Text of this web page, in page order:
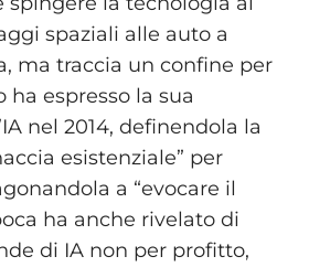
spaziali alle auto a
ma traccia un confine per
ha espresso la sua
nel 2014, definendola la
esistenziale” per
a “evocare il
ha anche rivelato di
di IA non per profitto,